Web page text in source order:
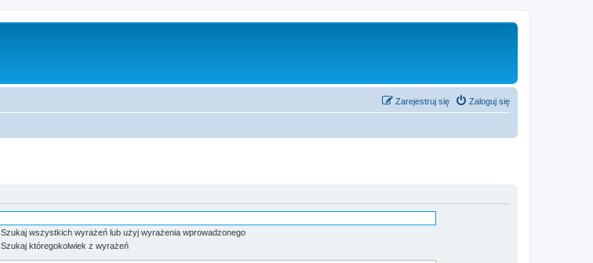
Zaloguj się
Zarejestruj się
Szukaj wszystkich wyrażeń lub użyj wyrażenia wprowadzonego
Szukaj któregokolwiek z wyrażeń